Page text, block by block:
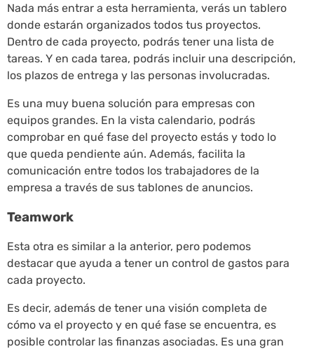
Nada más entrar a esta herramienta, verás un tablero
donde estarán organizados todos tus proyectos.
Dentro de cada proyecto, podrás tener una lista de
tareas. Y en cada tarea, podrás incluir una descripción,
los plazos de entrega y las personas involucradas.
Es una muy buena solución para empresas con
equipos grandes. En la vista calendario, podrás
comprobar en qué fase del proyecto estás y todo lo
que queda pendiente aún. Además, facilita la
comunicación entre todos los trabajadores de la
empresa a través de sus tablones de anuncios.
Teamwork
Esta otra es similar a la anterior, pero podemos
destacar que ayuda a tener un control de gastos para
cada proyecto.
Es decir, además de tener una visión completa de
cómo va el proyecto y en qué fase se encuentra, es
posible controlar las finanzas asociadas. Es una gran